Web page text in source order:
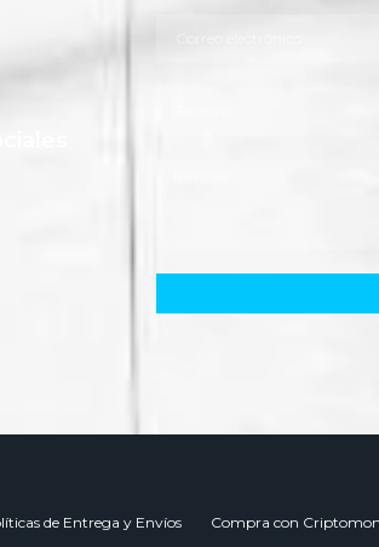
de Entrega y Envíos Compra con